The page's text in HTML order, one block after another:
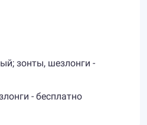
зонты, шезлонги -
- бесплатно